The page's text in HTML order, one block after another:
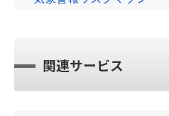
関連サービス